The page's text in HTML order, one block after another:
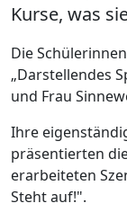
Kurse, was
Die
„Darstellendes
und Frau
Ihre
präsentierten
erarbeiteten
Steht auf!".